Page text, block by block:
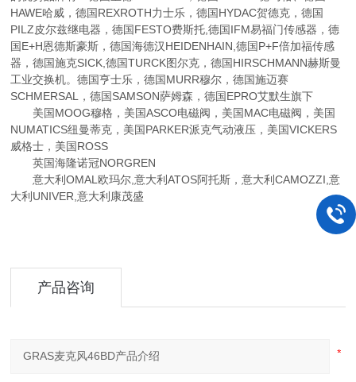
HAWE哈威，德国REXROTH力士乐，德国HYDAC贺德克，德国
PILZ皮尔兹继电器，德国FESTO费斯托,德国IFM易福门传感器，德
国E+H恩德斯豪斯，德国海德汉HEIDENHAIN,德国P+F倍加福传感
器，德国施克SICK,德国TURCK图尔克，德国HIRSCHMANN赫斯曼
工业交换机。德国亨士乐，德国MURR穆尔，德国施迈赛
SCHMERSAL，德国SAMSON萨姆森，德国EPRO艾默生旗下
美国MOOG穆格，美国ASCO电磁阀，美国MAC电磁阀，美国
NUMATICS纽曼蒂克，美国PARKER派克气动液压，美国VICKERS
威格士，美国ROSS
英国海隆诺冠NORGREN
意大利OMAL欧玛尔,意大利ATOS阿托斯，意大利CAMOZZI,意
大利UNIVER,意大利康茂盛
产品咨询